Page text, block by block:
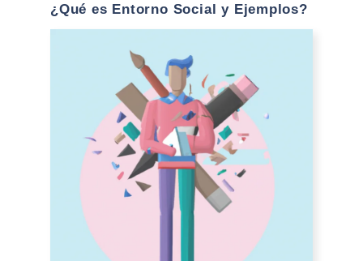
¿Qué es Entorno Social y Ejemplos?